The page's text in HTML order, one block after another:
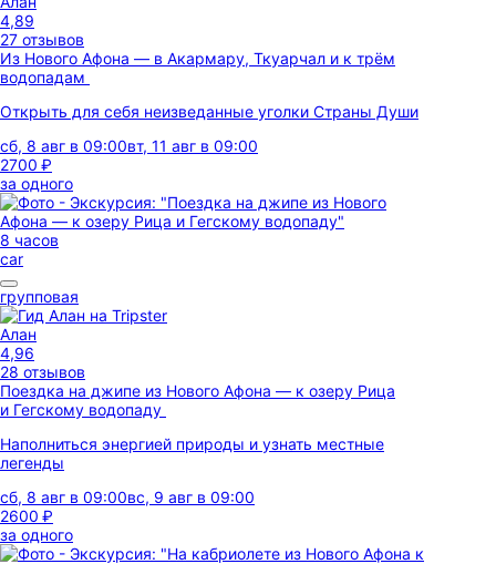
4,89
27 отзывов
Из Нового Афона — в Акармару, Ткуарчал и к трём
водопадам
Открыть для себя неизведанные уголки Страны Души
сб, 8 авг в 09:00вт, 11 авг в 09:00
2700 ₽
за одного
8 часов
car
групповая
Алан
4,96
28 отзывов
Поездка на джипе из Нового Афона — к озеру Рица
и Гегскому водопаду
Наполниться энергией природы и узнать местные
легенды
сб, 8 авг в 09:00вс, 9 авг в 09:00
2600 ₽
за одного